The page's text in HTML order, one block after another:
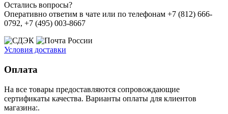
Остались вопросы?
Оперативно ответим в чате или по телефонам +7 (812) 666-
0792, +7 (495) 003-8667
Условия доставки
Оплата
На все товары предоставляются сопровождающие
сертификаты качества. Варианты оплаты для клиентов
магазина:.